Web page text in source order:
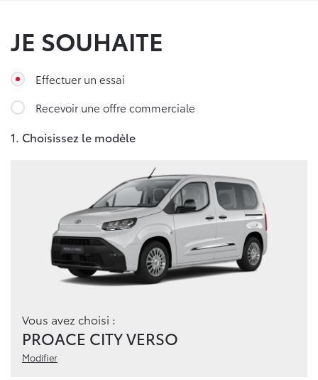
JE SOUHAITE
Effectuer un essai
Recevoir une offre commerciale
1. Choisissez le modèle
Vous avez choisi :
PROACE CITY VERSO
Modifier